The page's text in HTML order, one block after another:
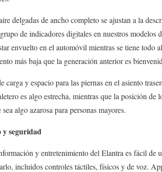
delgadas de ancho completo se ajustan a la
de indicadores digitales en nuestros modelos
envuelto en el automóvil mientras se tiene todo
más baja que la generación anterior es
carga y espacio para las piernas en el asiento
es algo estrecha, mientras que la posición
algo azarosa para personas mayores.
seguridad
y entretenimiento del Elantra es fácil de
incluidos controles táctiles, físicos y de voz.